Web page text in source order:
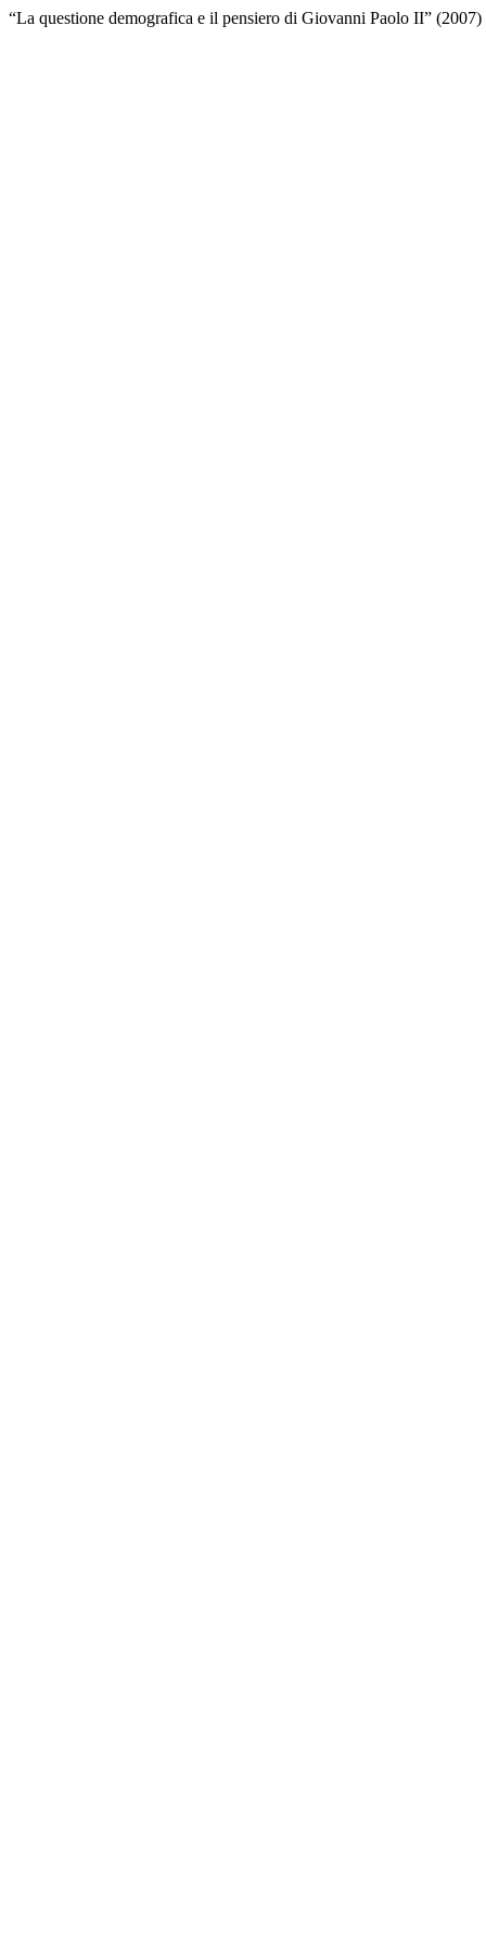
“La questione demografica e il pensiero di Giovanni Paolo II” (2007)